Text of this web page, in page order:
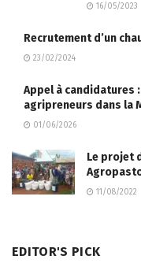
16/05/2023
Recrutement d’un
23/02/2024
Appel à candidatures
agripreneurs dans la
01/06/2026
Le projet
11/08/2022
EDITOR'S PICK